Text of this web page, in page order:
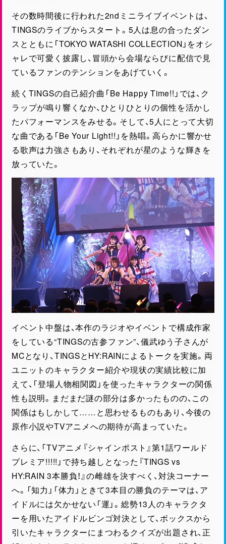
その数時間後に行われた2ndミニライブイベントは、
TINGSのライブからスタート。5人は息の合ったダン
スとともに「TOKYO WATASHI COLLECTION」をオシ
ャレで可愛く披露し、冒頭から会場ならびに配信で見
ているファンのテンションをあげていく。
続くTINGSの自己紹介曲「Be Happy Time!!」では、ク
ラップが鳴り響くなか、ひとりひとりの個性を活かし
たパフォーマンスをみせる。そして、5人にとって大切
な曲である「Be Your Light!!」を熱唱。高らかに響かせ
る歌声は力強さもあり、それぞれが星のような輝きを
放っていた。
イベント中盤は、本作のラジオやイベントで構成作家
をしている“TINGSの古参ファン”、儀武ゆう子さんが
MCとなり、TINGSとHY:RAINによるトークを実施。両
ユニットのキャラクター紹介や現状の実績比較に加
えて、「登場人物相関図」を使ったキャラクターの関係
性も説明。まだまだ謎の部分は多かったものの、この
関係はもしかして……と思わせるものもあり、今後の
原作小説やTVアニメへの期待が高まっていた。
さらに、「TVアニメ『シャインポスト』第1話ワールド
プレミア!!!!!」で持ち越しとなった『TINGS vs
HY:RAIN 3本勝負！』の雌雄を決すべく、対決コーナー
へ。「知力」「体力」ときて3本目の勝負のテーマは、ア
イドルには欠かせない「運」。総勢13人のキャラクタ
ーを用いたアイドルビンゴ対決として、ボックスから
引いたキャラクターにまつわるクイズが出題され、正